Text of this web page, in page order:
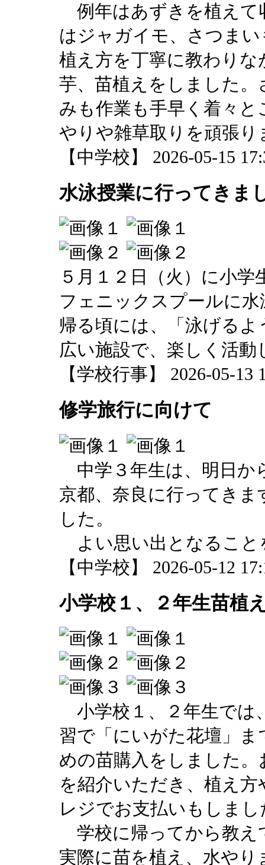
例年はあずきを植えて
はジャガイモ、さつま
植え方を丁寧に教わり
芋、苗植えをしました
みも作業も手早く着々
やりや雑草取りを頑張り
【中学校】 2026-05-15
水泳授業に行ってきま
５月１２日（火）に小
フェニックスプールに
帰る頃には、「泳げる
広い施設で、楽しく活
【学校行事】 2026-05-13
修学旅行に向けて
中学３年生は、明日か
京都、奈良に行ってき
した。
よい思い出となること
【中学校】 2026-05-12
小学校１、２年生苗植
小学校１、２年生では
習で「にいがた花壇」
めの苗購入をしました
を紹介いただき、植え
レジでお支払いもしまし
学校に帰ってから教え
実際に苗を植え、水や